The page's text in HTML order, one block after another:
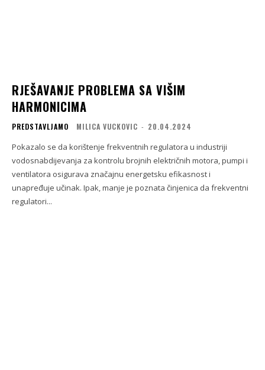
RJEŠAVANJE PROBLEMA SA VIŠIM
HARMONICIMA
PREDSTAVLJAMO MILICA VUCKOVIC - 20.04.2024
Pokazalo se da korištenje frekventnih regulatora u industriji
vodosnabdijevanja za kontrolu brojnih električnih motora, pumpi i
ventilatora osigurava značajnu energetsku efikasnost i
unapređuje učinak. Ipak, manje je poznata činjenica da frekventni
regulatori...